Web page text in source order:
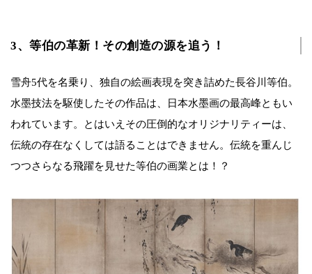
3、等伯の革新！その創造の源を追う！
雪舟5代を名乗り、独自の絵画表現を突き詰めた長谷川等伯。
水墨技法を駆使したその作品は、日本水墨画の最高峰ともい
われています。とはいえその圧倒的なオリジナリティーは、
伝統の存在なくしては語ることはできません。伝統を重んじ
つつさらなる飛躍を見せた等伯の画業とは！？